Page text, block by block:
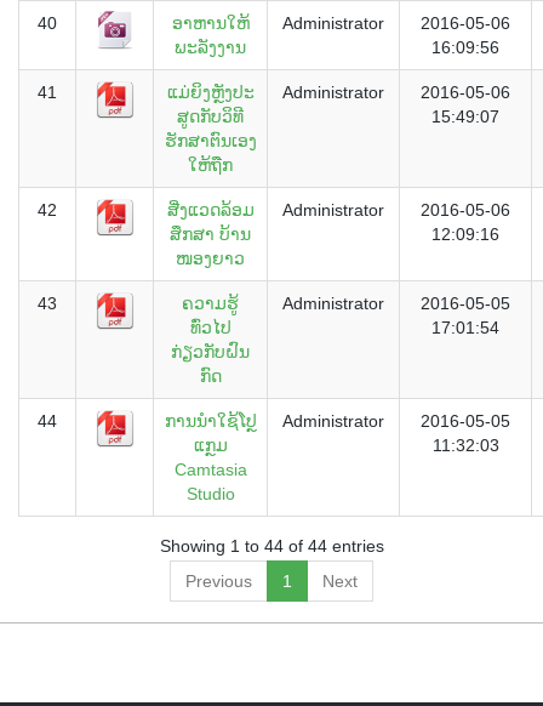
40
ອາຫານໃຫ້
ພະລັງງານ
Administrator
2016-05-06
16:09:56
41
ແມ່ຍິງຫຼັງປະ
ສູດກັບວິທີ
ຮັກສາຕົນເອງ
ໃຫ້ຖືກ
Administrator
2016-05-06
15:49:07
42
ສີ່ງແວດລ້ອມ
ສຶກສາ ບ້ານ
ໜອງຍາວ
Administrator
2016-05-06
12:09:16
43
ຄວາມຮູ້
ທົ່ວໄປ
ກ່ຽວກັບຝົນ
ກົດ
Administrator
2016-05-05
17:01:54
44
ການນຳໃຊ້ໂປຼ
ແກຼມ
Camtasia
Studio
Administrator
2016-05-05
11:32:03
Showing 1 to 44 of 44 entries
Previous
1 Next